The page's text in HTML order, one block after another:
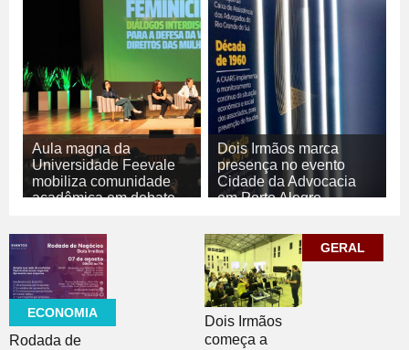
Aula magna da
Universidade Feevale
mobiliza comunidade
acadêmica em debate
06/08/2026
EDUCAÇÃO
Dois Irmãos marca
presença no evento
Cidade da Advocacia
em Porto Alegre
ECONOMIA
Rodada de
GERAL
Dois Irmãos
começa a